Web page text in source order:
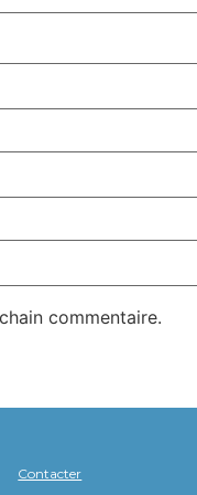
commentaire.
Contacter